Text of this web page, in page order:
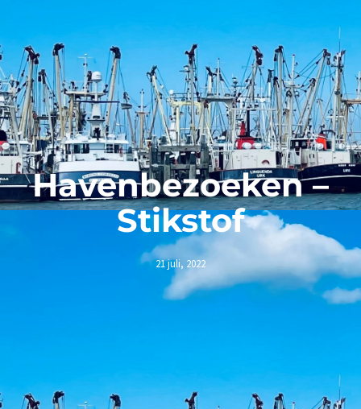
Havenbezoeken –
Stikstof
21 juli, 2022